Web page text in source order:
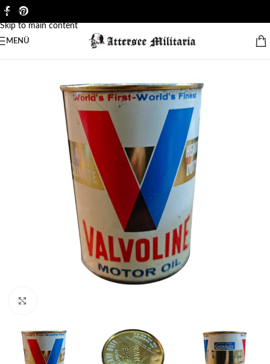
Skip to navigation
Skip to main content
MENÜ